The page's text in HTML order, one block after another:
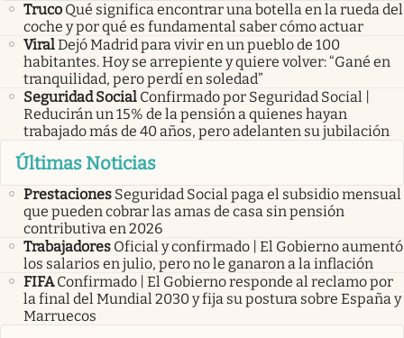
Truco Qué significa encontrar una botella en la rueda del
coche y por qué es fundamental saber cómo actuar
ViralDejó Madrid para vivir en un pueblo de 100
habitantes. Hoy se arrepiente y quiere volver: “Gané en
tranquilidad, pero perdí en soledad”
Seguridad Social Confirmado por Seguridad Social |
Reducirán un 15% de la pensión a quienes hayan
trabajado más de 40 años, pero adelanten su jubilación
Últimas Noticias
Prestaciones Seguridad Social paga el subsidio mensual
que pueden cobrar las amas de casa sin pensión
contributiva en 2026
Trabajadores Oficial y confirmado | El Gobierno aumentó
los salarios en julio, pero no le ganaron a la inflación
FIFA Confirmado | El Gobierno responde al reclamo por
la final del Mundial 2030 y fija su postura sobre España y
Marruecos